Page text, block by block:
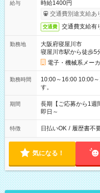
給与
時給1400円
交通費別途支給あ
交通費 交通費支給有
勤務地
大阪府寝屋川市
寝屋川市駅から徒歩5
電子・機械系メー
勤務時間
10:00～16:00 10:00～17:00 ※表記のうち実働5時
す。
期間
長期【ご応募から1週
即日～
特徴 日払いOK / 履歴書不
気になる！